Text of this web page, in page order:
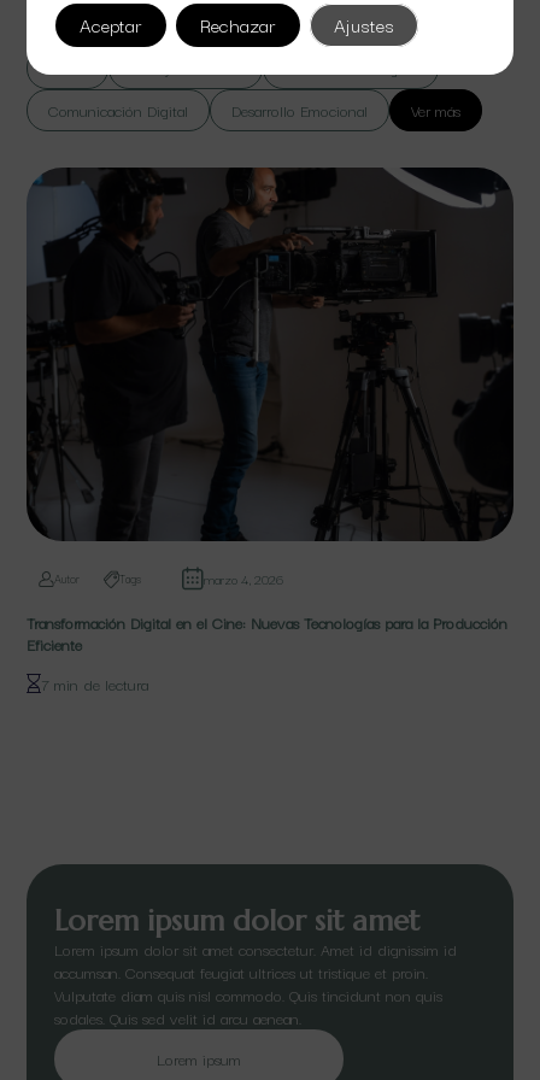
lorem massa vel suspendisse sed bibendum euismod.
Comunicación Digital
Desarrollo Emocional Ver más
Autor Tags marzo 4, 2026
Transformación Digital en el Cine: Nuevas Tecnologías para la Producción
Eficiente
7 min de lectura
Lorem ipsum dolor sit amet
Lorem ipsum dolor sit amet consectetur. Amet id dignissim id
accumsan. Consequat feugiat ultrices ut tristique et proin.
Vulputate diam quis nisl commodo. Quis tincidunt non quis
sodales. Quis sed velit id arcu aenean.
Lorem ipsum
Aceptar Rechazar Ajustes